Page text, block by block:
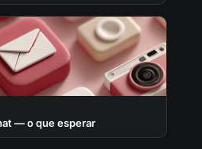
— o que esperar